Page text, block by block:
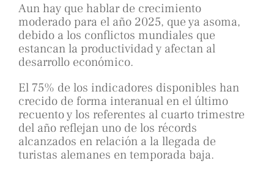
Aun hay que hablar de crecimiento
moderado para el año 2025, que ya asoma,
debido a los conflictos mundiales que
estancan la productividad y afectan al
desarrollo económico.
El 75% de los indicadores disponibles han
crecido de forma interanual en el último
recuento y los referentes al cuarto trimestre
del año reflejan uno de los récords
alcanzados en relación a la llegada de
turistas alemanes en temporada baja.